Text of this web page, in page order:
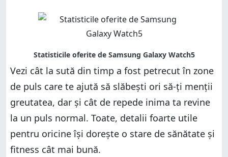
Vezi cât la sută din timp a fost petrecut în zone
de puls care te ajută să slăbești ori să-ți menții
greutatea, dar și cât de repede inima ta revine
la un puls normal. Toate, detalii foarte utile
pentru oricine își dorește o stare de sănătate și
fitness cât mai bună.